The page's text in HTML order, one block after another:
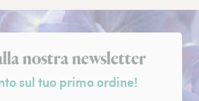
newsletter
nostra newsletter
sul tuo primo ordine!